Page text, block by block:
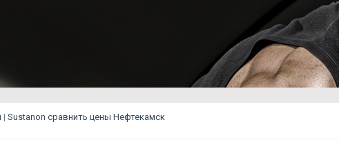
| Sustanon сравнить цены Нефтекамск